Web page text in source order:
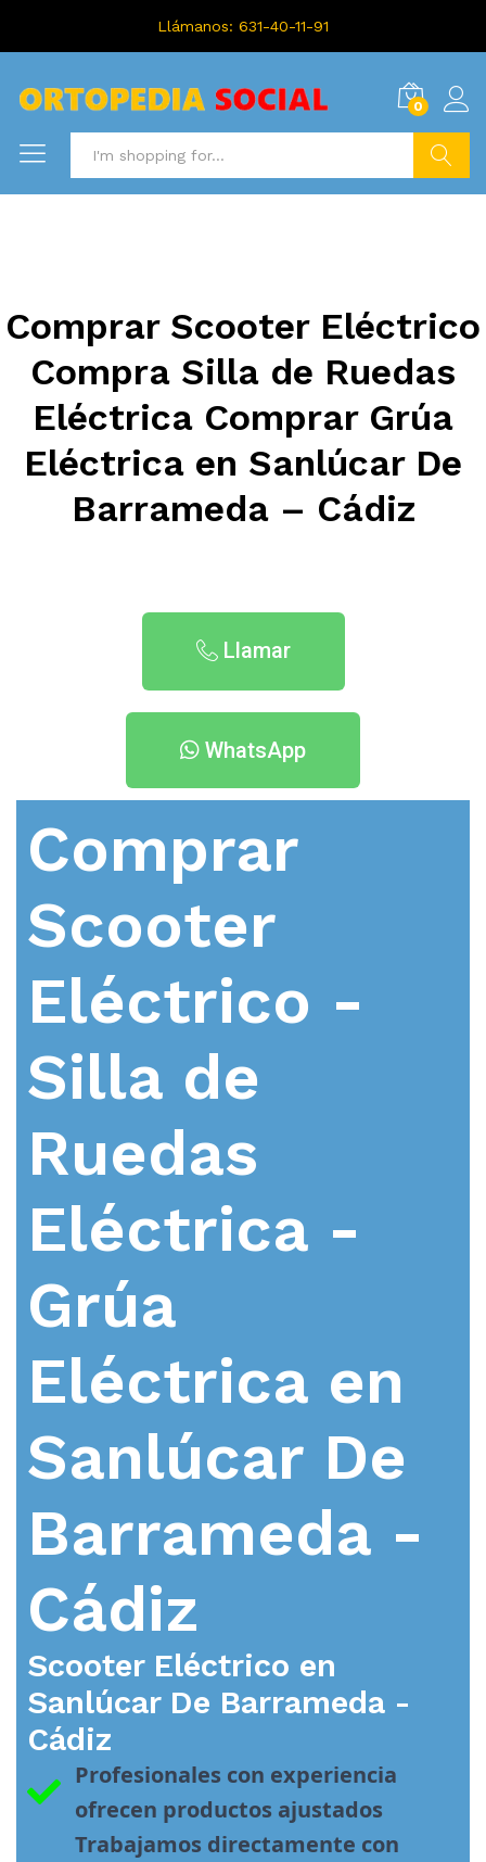
Llámanos: 631-40-11-91
0
Comprar Scooter Eléctrico
Compra Silla de Ruedas
Eléctrica Comprar Grúa
Eléctrica en Sanlúcar De
Barrameda – Cádiz
Llamar
WhatsApp
Comprar
Scooter
Eléctrico -
Silla de
Ruedas
Eléctrica -
Grúa
Eléctrica en
Sanlúcar De
Barrameda -
Cádiz
Scooter Eléctrico en
Sanlúcar De Barrameda -
Cádiz
Profesionales con experiencia
ofrecen productos ajustados
Trabajamos directamente con